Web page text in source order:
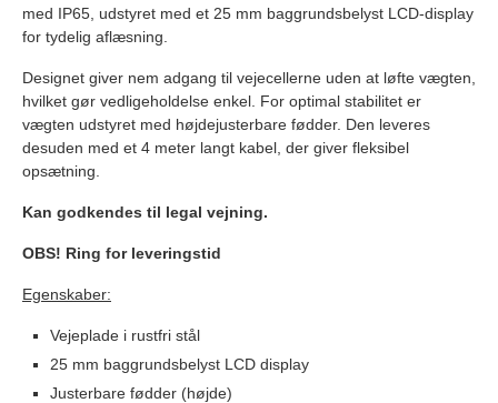
Kontakt
med IP65, udstyret med et 25 mm baggrundsbelyst LCD-display
for tydelig aflæsning.
Designet giver nem adgang til vejecellerne uden at løfte vægten,
hvilket gør vedligeholdelse enkel. For optimal stabilitet er
vægten udstyret med højdejusterbare fødder. Den leveres
desuden med et 4 meter langt kabel, der giver fleksibel
opsætning.
Kan godkendes til legal vejning.
OBS! Ring for leveringstid
Egenskaber:
Vejeplade i rustfri stål
25 mm baggrundsbelyst LCD display
Justerbare fødder (højde)